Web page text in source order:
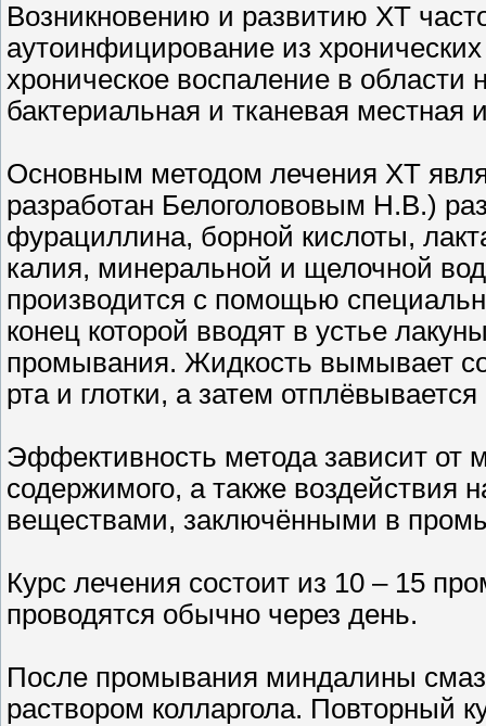
Возникновению и развитию ХТ
аутоинфицирование из
хроническое воспаление в области
бактериальная и тканевая местная
Основным методом лечения ХТ
разработан Белоголововым Н.В.)
фурациллина, борной кислоты,
калия, минеральной и щелочной
производится с помощью
конец которой вводят в устье
промывания. Жидкость вымывает
рта и глотки, а затем
Эффективность метода зависит от
содержимого, а также
веществами, заключёнными в
Курс лечения состоит из 10 – 15
проводятся обычно через день.
После промывания миндалины
раствором колларгола. Повторный